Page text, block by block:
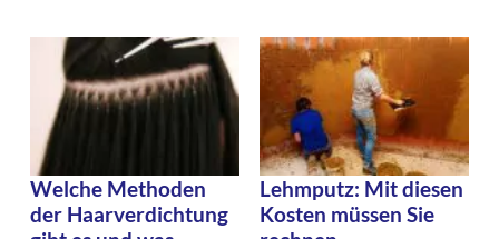
Welche Methoden
der Haarverdichtung
Lehmputz: Mit diesen
Kosten müssen Sie